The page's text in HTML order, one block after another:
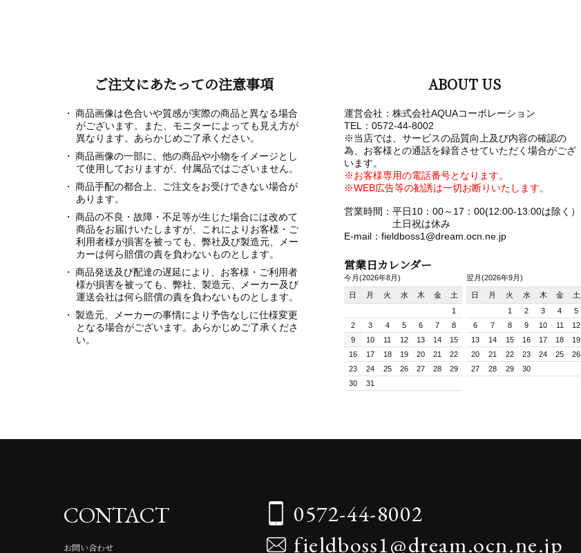
ご注文にあたっての注意事項
商品画像は色合いや質感が実際の商品と異なる場合
がございます。また、モニターによっても見え方が
異なります。あらかじめご了承ください。
商品画像の一部に、他の商品や小物をイメージとし
て使用しておりますが、付属品ではございません。
商品手配の都合上、ご注文をお受けできない場合が
あります。
商品の不良・故障・不足等が生じた場合には改めて
商品をお届けいたしますが、これによりお客様・ご
利用者様が損害を被っても、弊社及び製造元、メー
カーは何ら賠償の責を負わないものとします。
商品発送及び配達の遅延により、お客様・ご利用者
様が損害を被っても、弊社、製造元、メーカー及び
運送会社は何ら賠償の責を負わないものとします。
製造元、メーカーの事情により予告なしに仕様変更
となる場合がございます。あらかじめご了承くださ
い。
ABOUT US
運営会社：株式会社AQUAコーポレーション
TEL：0572-44-8002
※当店では、サービスの品質向上及び内容の確認の
為、お客様との通話を録音させていただく場合がござ
います。
※お客様専用の電話番号となります。
※WEB広告等の勧誘は一切お断りいたします。
営業時間：平日10：00～17：00(12:00-13:00は除く）
土日祝は休み
E-mail：fieldboss1@dream.ocn.ne.jp
営業日カレンダー
今月(2026年8月)
日 月 火 水 木 金
土
1
2
3 4 5 6 7
8
9
10 11 12 13 14
15
16
17 18 19 20 21
22
23
24 25 26 27 28
29
30
31
翌月(2026年9月)
日 月 火 水 木 金
土
1
2 3 4
5
6
7 8 9 10 11
12
13
14 15 16 17 18
19
20
21 22 23 24 25
26
27
28 29 30
CONTACT
お問い合わせ
0572-44-8002
fieldboss1@dream.ocn.ne.jp